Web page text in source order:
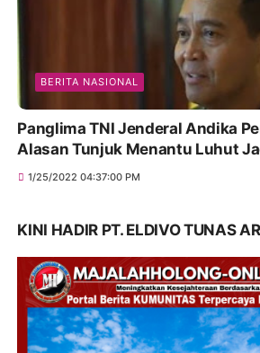
BERITA NASIONAL
Panglima TNI Jenderal Andika
Alasan Tunjuk Menantu Luhut
1/25/2022 04:37:00 PM
KINI HADIR PT. ELDIVO TUNAS